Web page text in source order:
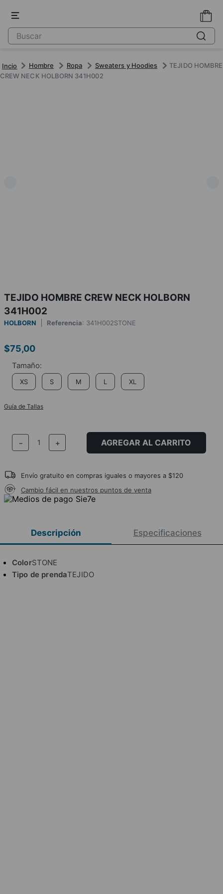
Hombre Ropa Sweaters y Hoodies
TEJIDO HOMBRE
CREW NECK HOLBORN 341H002
TEJIDO HOMBRE CREW NECK HOLBORN
341H002
HOLBORN Referencia: 341H002STONE
$75,00
XS S M L XL
Guía de Tallas
＋
－ AGREGAR AL CARRITO
Envío gratuito en compras iguales o mayores a $120
Cambio fácil en nuestros puntos de venta
Descripción Especificaciones
ColorSTONE
Tipo de prendaTEJIDO